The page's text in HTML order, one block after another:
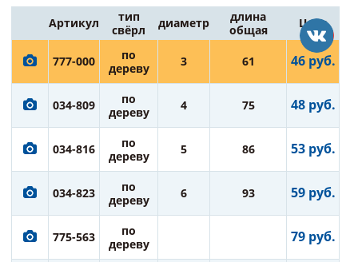
Артикул
тип
свёрл
диаметр
длина
общая
Цена
777-000
по
дереву
3 61 46 руб.
034-809
по
дереву
4 75 48 руб.
034-816
по
дереву
5 86 53 руб.
034-823
по
дереву
6 93 59 руб.
775-563
по
дереву
79 руб.